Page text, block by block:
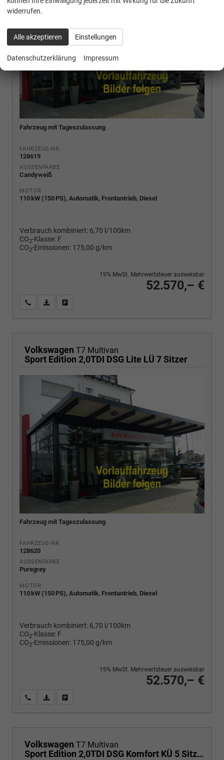
Fahrzeug mit Tageszulassung
FAHRZEUG-NR.
128619
AUSSENFARBE
Candyweiß
MOTOR
110 kW (150 PS), Automatik, Frontantrieb, Diesel
Verbrauch kombiniert: 6,70 l/100km
CO2-Klasse: F
CO2-Emissionen: 175,00 g/km
52.570,– €
19% MwSt. Mehrwertsteuer ausweisbar
Wir rufen Sie anPDF-Fahrzeugexposé drucken
Volkswagen T7 Multivan
Sport Edition 2,0TDI DSG Lite LÜ 7 Sitzer
Fahrzeug mit Tageszulassung
FAHRZEUG-NR.
128620
AUSSENFARBE
Puregrey
MOTOR
110 kW (150 PS), Automatik, Frontantrieb, Diesel
Verbrauch kombiniert: 6,70 l/100km
CO2-Klasse: F
CO2-Emissionen: 175,00 g/km
52.570,– €
19% MwSt. Mehrwertsteuer ausweisbar
Wir rufen Sie anPDF-Fahrzeugexposé drucken
Volkswagen T7 Multivan
Sport Edition 2,0TDI DSG Komfort KÜ 5 Sitzer
widerrufen.
Alle akzeptieren Einstellungen
Datenschutzerklärung Impressum